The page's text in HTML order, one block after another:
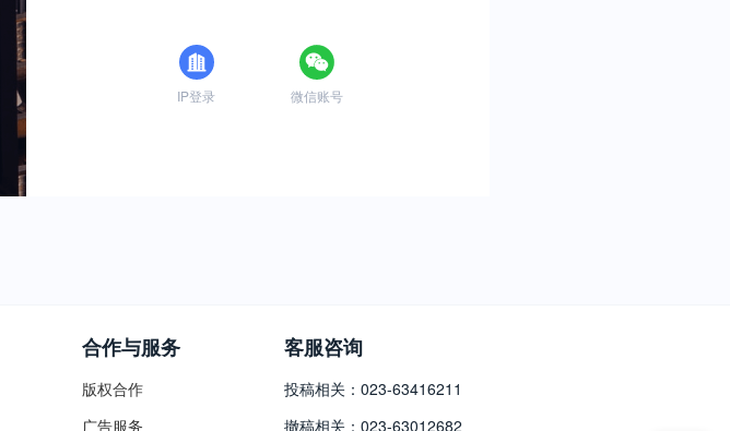
IP登录 微信账号
合作与服务
版权合作
广告服务
客服咨询
投稿相关：023-63416211
撤稿相关：023-63012682